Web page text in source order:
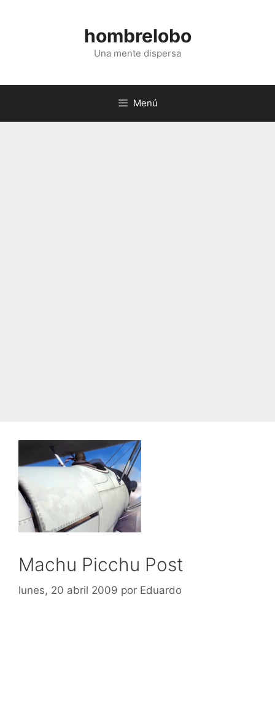
hombrelobo
Una mente dispersa
Menú
Machu Picchu Post
lunes, 20 abril 2009 por Eduardo